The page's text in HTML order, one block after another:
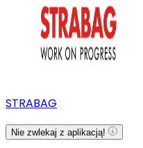
STRABAG
Nie zwlekaj z aplikacją!